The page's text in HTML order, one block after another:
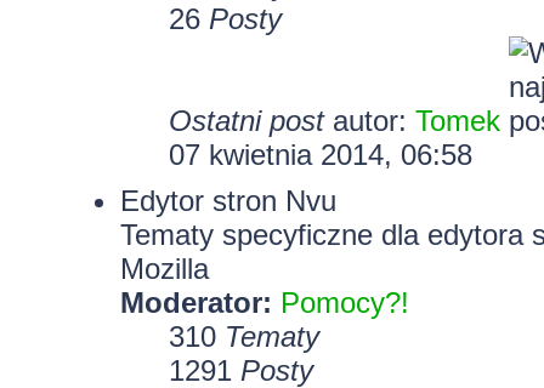
26 Posty
Ostatni postautor: Tomek
07 kwietnia 2014, 06:58
Edytor stron Nvu
Tematy specyficzne dla edytora
Mozilla
Moderator: Pomocy?!
310 Tematy
1291 Posty